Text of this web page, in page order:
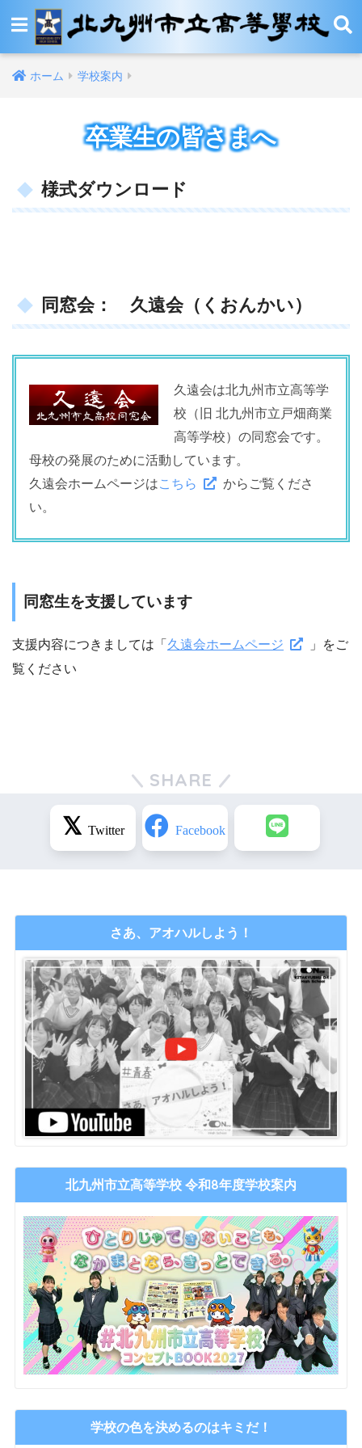
ホーム 学校案内
卒業生の皆さまへ
様式ダウンロード
同窓会： 久遠会（くおんかい）
久遠会は北九州市立高等学
校（旧 北九州市立戸畑商業
高等学校）の同窓会です。
母校の発展のために活動しています。
久遠会ホームページはこちら
からご覧くださ
い。
同窓生を支援しています
支援内容につきましては「 久遠会ホームページ
」をご
覧ください
SHARE
さあ、アオハルしよう！
北九州市立高等学校 令和8年度学校案内
学校の色を決めるのはキミだ！